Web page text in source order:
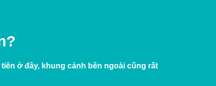
ở đây, khung cảnh bên ngoài cũng rất